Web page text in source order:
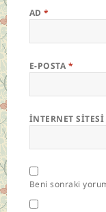
AD*
E-POSTA *
İNTERNET SITESI
Beni sonraki